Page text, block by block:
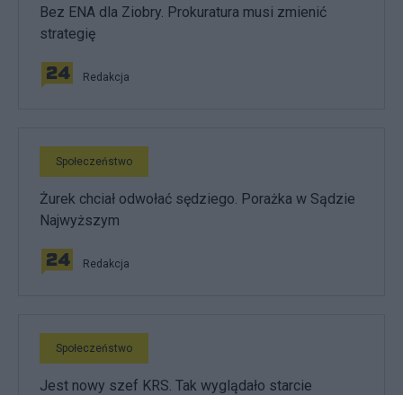
Bez ENA dla Ziobry. Prokuratura musi zmienić
strategię
Redakcja
Społeczeństwo
Żurek chciał odwołać sędziego. Porażka w Sądzie
Najwyższym
Redakcja
Społeczeństwo
Jest nowy szef KRS. Tak wyglądało starcie